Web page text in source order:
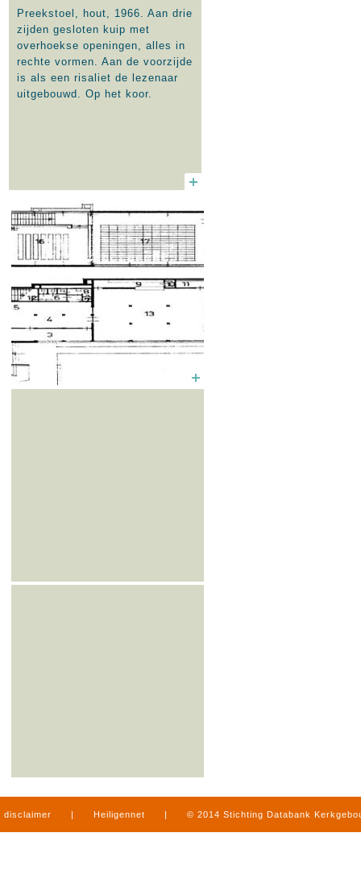
Preekstoel, hout, 1966. Aan drie
zijden gesloten kuip met
overhoekse openingen, alles in
rechte vormen. Aan de voorzijde
is als een risaliet de lezenaar
uitgebouwd. Op het koor.
disclaimer | Heiligennet | © 2014 Stichting Databank